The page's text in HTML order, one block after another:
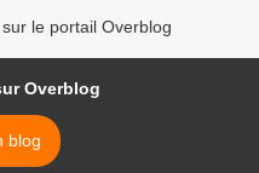
le portail Overblog
Overblog
blog